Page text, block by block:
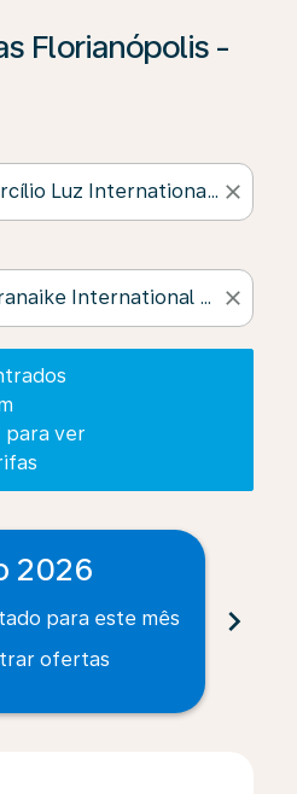
Florianópolis -
close
close
para ver
resultados, clique em
2026
para este mês
ofertas
chevron_right